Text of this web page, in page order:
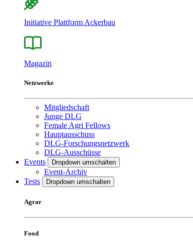
Initiative Plattform Ackerbau
Magazin
Netzwerke
Mitgliedschaft
Junge DLG
Female Agri Fellows
Hauptausschuss
DLG-Forschungsnetzwerk
DLG-Ausschüsse
Events
Dropdown umschalten
Event-Archiv
Tests
Dropdown umschalten
Agrar
Food